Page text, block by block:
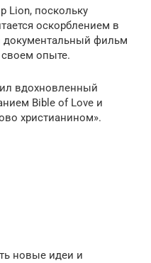
Lion, поскольку
оскорблением в
документальный фильм
опыте.
вдохновленный
Bible of Love и
христианином».
новые идеи и